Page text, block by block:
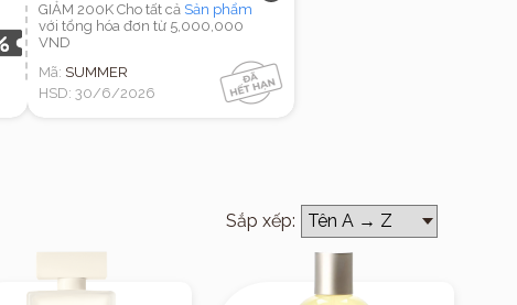
GIẢM 200K Cho tất cả Sản phẩm
với tổng hóa đơn từ 5,000,000
VND
Mã: SUMMER
HSD: 30/6/2026
Sắp xếp: